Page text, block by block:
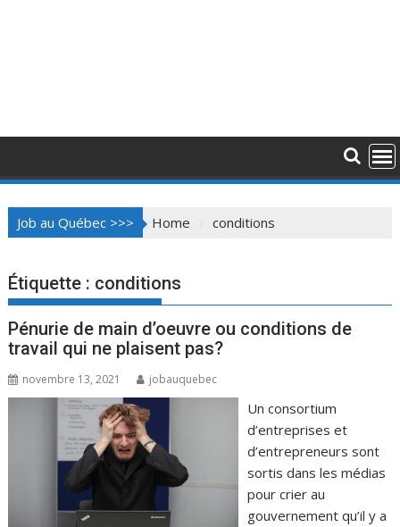
Job au Québec >>> Home conditions
Étiquette : conditions
Pénurie de main d’oeuvre ou conditions de
travail qui ne plaisent pas?
novembre 13, 2021 jobauquebec
Un consortium
d’entreprises et
d’entrepreneurs sont
sortis dans les médias
pour crier au
gouvernement qu’il y a